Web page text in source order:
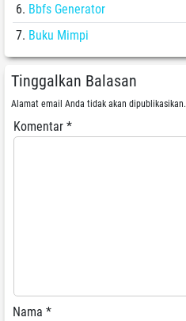
Bbfs Generator
Buku Mimpi
Tinggalkan Balasan
Alamat email Anda tidak akan dipublikasikan.
Komentar *
Nama *